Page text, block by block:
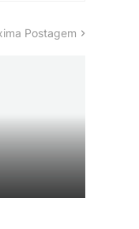
Postagem